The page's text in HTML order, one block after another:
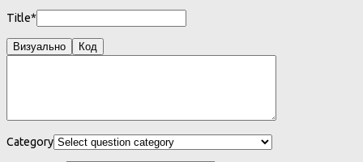
Title*
Визуально Код
Category